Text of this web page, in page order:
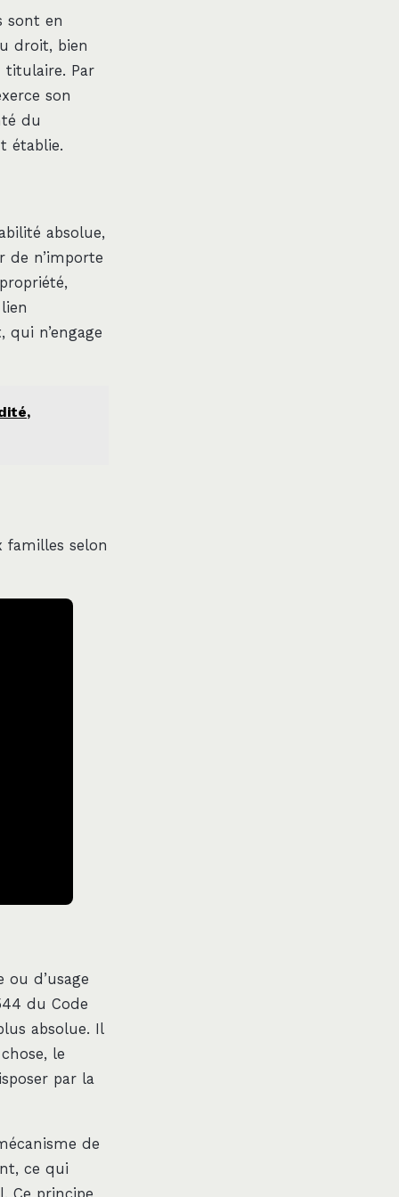
sont en
droit, bien
titulaire. Par
son
du
établie.
absolue,
de n’importe
n’engage
familles selon
d’usage
du Code
absolue. Il
le
par la
de
ce qui